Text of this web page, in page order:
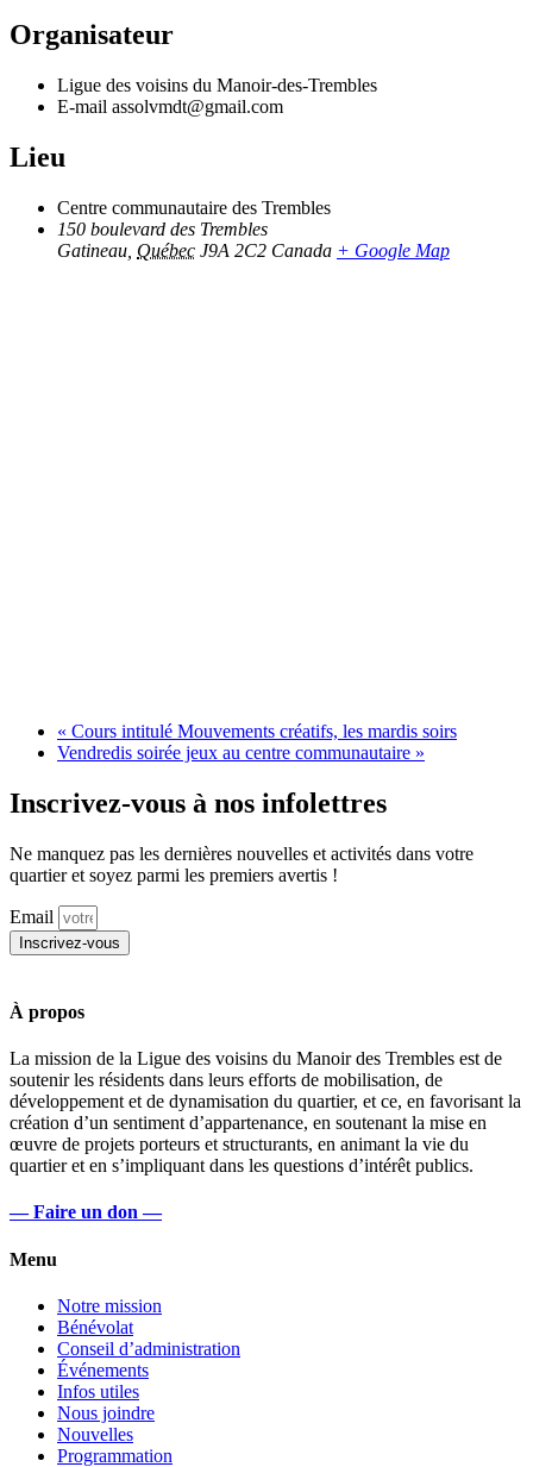
Organisateur
Ligue des voisins du Manoir-des-Trembles
E-mail assolvmdt@gmail.com
Lieu
Centre communautaire des Trembles
150 boulevard des Trembles
Gatineau Québec J9A 2C2 Canada + Google Map
« Cours intitulé Mouvements créatifs, les mardis soirs
Vendredis soirée jeux au centre communautaire »
Inscrivez-vous à nos infolettres
Ne manquez pas les dernières nouvelles et activités dans votre
quartier et soyez parmi les premiers avertis !
Email
Inscrivez-vous
À propos
La mission de la Ligue des voisins du Manoir des Trembles est de
soutenir les résidents dans leurs efforts de mobilisation, de
développement et de dynamisation du quartier, et ce, en favorisant la
création d’un sentiment d’appartenance, en soutenant la mise en
œuvre de projets porteurs et structurants, en animant la vie du
quartier et en s’impliquant dans les questions d’intérêt publics.
— Faire un don —
Menu
Notre mission
Bénévolat
Conseil d’administration
Événements
Infos utiles
Nous joindre
Nouvelles
Programmation